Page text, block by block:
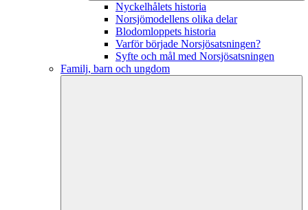
Nyckelhålets historia
Norsjömodellens olika delar
Blodomloppets historia
Varför började Norsjösatsningen?
Syfte och mål med Norsjösatsningen
Familj, barn och ungdom